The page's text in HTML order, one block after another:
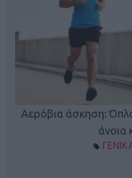
Αερόβια άσκηση:
άνοια